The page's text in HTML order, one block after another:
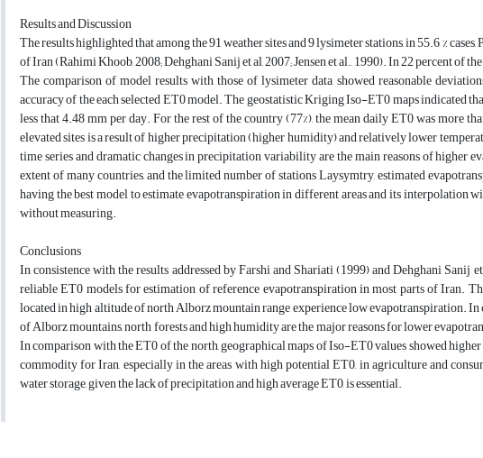
Results and Discussion
The results highlighted that among the 91 weather sites and 9 lysimeter stations, in 55.6 %
of Iran (Rahimi Khoob, 2008; Dehghani Sanij et al, 2007; Jensen et al., 1990). In 22 percent
The comparison of model results with those of lysimeter data showed reasonable
accuracy of the each selected ET0 model. The geostatistic Kriging Iso-ET0 maps indicated
less that 4.48 mm per day. For the rest of the country (77%), the mean daily ET0 was more
elevated sites is a result of higher precipitation (higher humidity) and relatively lower
time series and dramatic changes in precipitation variability are the main reasons of higher
extent of many countries, and the limited number of stations Laysymtry, estimated
having the best model to estimate evapotranspiration in different areas and its interpolation
without measuring.
Conclusions
In consistence with the results addressed by Farshi and Shariati (1999) and Dehghani Sanij
reliable ET0 models for estimation of reference evapotranspiration in most parts of Iran.
located in high altitude of north Alborz mountain range experience low evapotranspiration.
of Alborz mountains, north forests and high humidity are the major reasons for lower
In comparison with the ET0 of the north, geographical maps of Iso-ET0 values showed
commodity for Iran, especially in the areas with high potential ET0, in agriculture and
water storage, given the lack of precipitation and high average ET0, is essential.